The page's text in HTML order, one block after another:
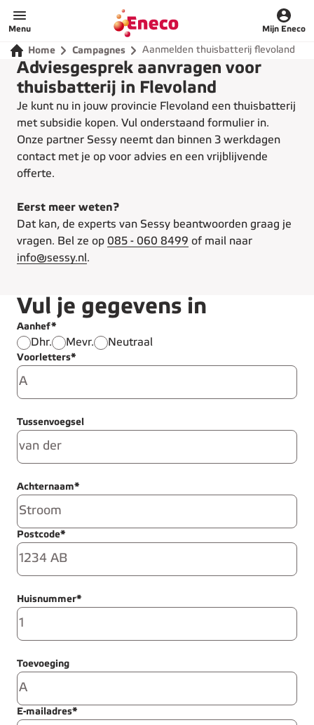
Menu
Home
Mijn Eneco
Home Campagnes Aanmelden thuisbatterij flevoland
Adviesgesprek aanvragen voor
thuisbatterij in Flevoland
Je kunt nu in jouw provincie Flevoland een thuisbatterij
met subsidie kopen. Vul onderstaand formulier in.
Onze partner Sessy neemt dan binnen 3 werkdagen
contact met je op voor advies en een vrijblijvende
offerte.
Eerst meer weten?
Dat kan, de experts van Sessy beantwoorden graag je
vragen. Bel ze op 085 - 060 8499 of mail naar
info@sessy.nl.
Vul je gegevens in
Aanhef*
Dhr. Mevr. Neutraal
Voorletters*
Tussenvoegsel
Achternaam*
Postcode*
Huisnummer*
Toevoeging
E-mailadres*